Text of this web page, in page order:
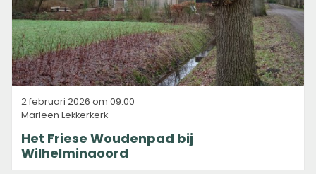
2 februari 2026 om 09:00
Marleen Lekkerkerk
Het Friese Woudenpad bij
Wilhelminaoord